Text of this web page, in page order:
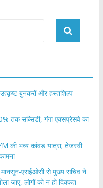
उत्कृष्ट बुनकरों और हस्तशिल्प
तक सब्सिडी, गंगा एक्सप्रेसवे का
की भव्य कांवड़ यात्रा; तेजस्वी
मानसून-एसईओसी से मुख्य सचिव ने
जाए, लोगों को न हो दिक्कत